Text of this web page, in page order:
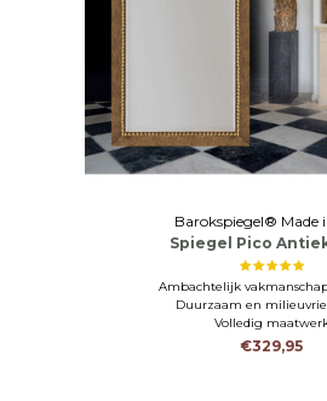
Barokspiegel® Made
Spiegel Pico
Ambachtelijk
Duurzaam en
Volledig
€329,95